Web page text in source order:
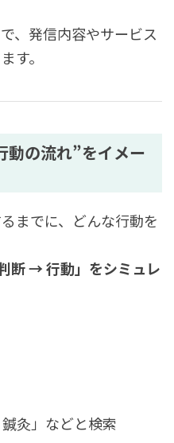
、発信内容やサービス
す。
動の流れ”をイメー
までに、どんな行動を
断 → 行動」をシミュレ
灸」などと検索